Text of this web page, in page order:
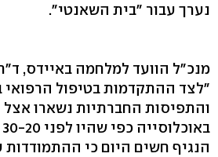
נערך עבור "בית השאנטי".
מנכ"ל הוועד למלחמה באיידס,
והתפיסות החברתיות נשארו אצל
הנגיף חשים היום כי